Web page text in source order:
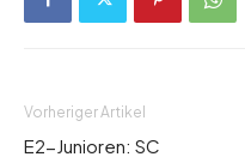
Vorheriger Artikel
E2-Junioren: SC